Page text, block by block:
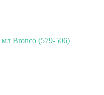
Bronco (579-506)